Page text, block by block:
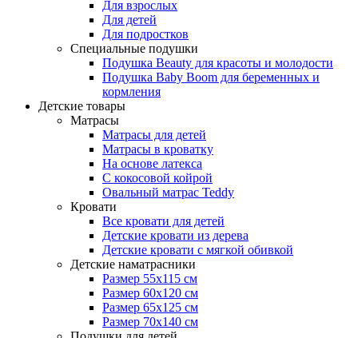
Для взрослых
Для детей
Для подростков
Специальные подушки
Подушка Beauty для красоты и молодости
Подушка Baby Boom для беременных и
кормления
Детские товары
Матрасы
Матрасы для детей
Матрасы в кроватку
На основе латекса
С кокосовой койрой
Овальный матрас Teddy
Кровати
Все кровати для детей
Детские кровати из дерева
Детские кровати с мягкой обивкой
Детские наматрасники
Размер 55x115 см
Размер 60x120 см
Размер 65x125 см
Размер 70x140 см